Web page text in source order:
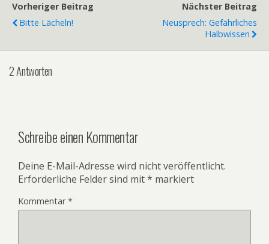
Vorheriger Beitrag
Bitte Lächeln!
Nächster Beitrag
Neusprech: Gefährliches
Halbwissen
2 Antworten
Schreibe einen Kommentar
Deine E-Mail-Adresse wird nicht veröffentlicht.
Erforderliche Felder sind mit* markiert
Kommentar*